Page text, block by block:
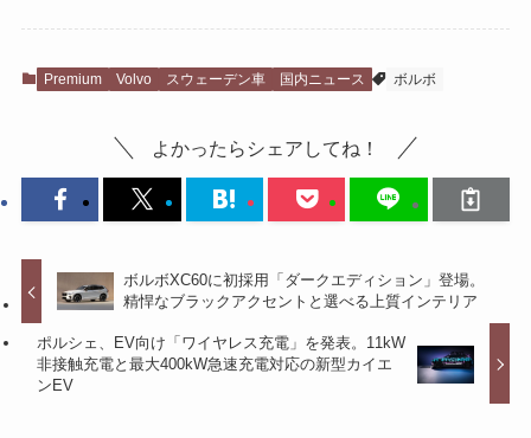
Premium Volvo スウェーデン車 国内ニュース ボルボ
よかったらシェアしてね！
ボルボXC60に初採用「ダークエディション」登場。
精悍なブラックアクセントと選べる上質インテリア
ポルシェ、EV向け「ワイヤレス充電」を発表。11kW
非接触充電と最大400kW急速充電対応の新型カイエ
ンEV